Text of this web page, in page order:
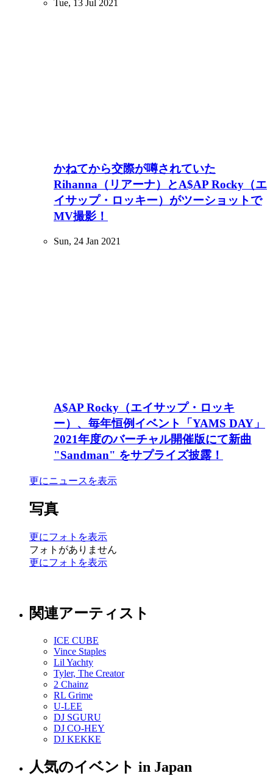
Tue, 13 Jul 2021
かねてから交際が噂されていた
Rihanna（リアーナ）とA$AP Rocky（エ
イサップ・ロッキー）がツーショットで
MV撮影！
Sun, 24 Jan 2021
A$AP Rocky（エイサップ・ロッキ
ー）、毎年恒例イベント「YAMS DAY」
2021年度のバーチャル開催版にて新曲
"Sandman" をサプライズ披露！
更にニュースを表示
写真
更にフォトを表示
フォトがありません
更にフォトを表示
関連アーティスト
ICE CUBE
Vince Staples
Lil Yachty
Tyler, The Creator
2 Chainz
RL Grime
U-LEE
DJ SGURU
DJ CO-HEY
DJ KEKKE
人気のイベント in Japan